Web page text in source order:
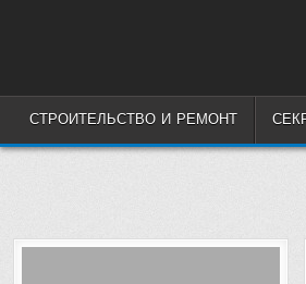
СТРОИТЕЛЬСТВО И РЕМОНТ